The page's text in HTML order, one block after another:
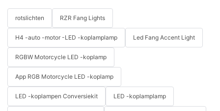
rotslichten RZR Fang Lights
H4 -auto -motor -LED -koplamplamp Led Fang Accent Light
RGBW Motorcycle LED -koplamp
App RGB Motorcycle LED -koplamp
LED -koplampen Conversiekit LED -koplamplamp